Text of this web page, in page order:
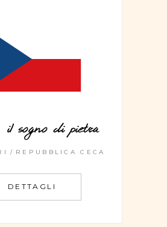
sogno di pietra
REPUBBLICA CECA
DETTAGLI